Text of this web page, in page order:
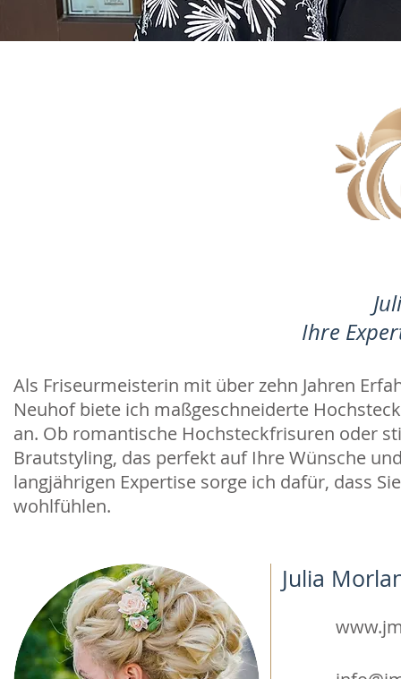
Ihre
Als Friseurmeisterin mit über zehn Jahren
Neuhof biete ich maßgeschneiderte
an. Ob romantische Hochsteckfrisuren oder
Brautstyling, das perfekt auf Ihre Wünsche
langjährigen Expertise sorge ich dafür, dass
wohlfühlen.
Julia